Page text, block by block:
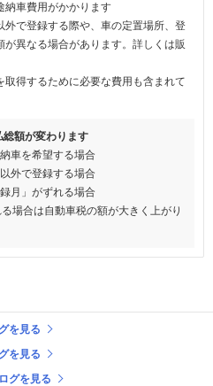
納車費用がかかります
で登録する際や、車の定置場所、登
異なる場合があります。詳しくは販
得するために必要な費用も含まれて
総額が変わります
車を希望する場合
外で登録する場合
月」がずれる場合
場合は自動車税の額が大きく上がり
を見る
を見る
グを見る